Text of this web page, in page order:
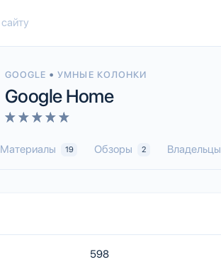
GOOGLE • УМНЫЕ КОЛОНКИ
Google Home
Материалы 19 Обзоры 2 Владельцы
598